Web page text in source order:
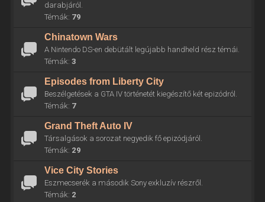
darabjáról.
Témák: 79
Chinatown Wars
A Nintendo DS-en debütált legújabb handheld rész témái.
Témák: 3
Episodes from Liberty City
Beszélgetések a GTA IV történetét kiegészítő két epizódról.
Témák: 7
Grand Theft Auto IV
Társalgások a sorozat negyedik fő epizódjáról.
Témák: 29
Vice City Stories
Eszmecserék a második Sony exkluzív részről.
Témák: 2